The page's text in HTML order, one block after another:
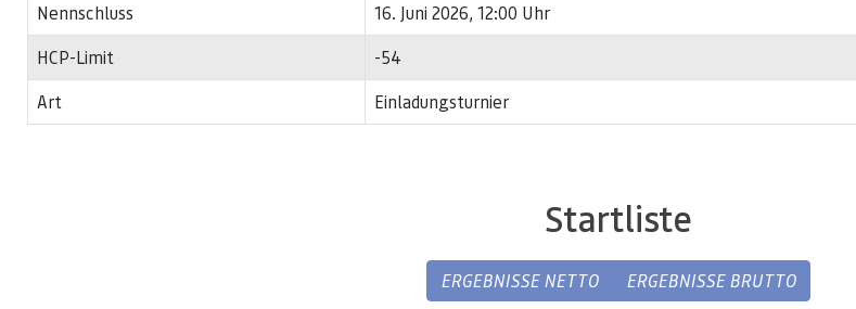
Nennschluss
16. Juni 2026, 12:00 Uhr
HCP-Limit
-54
Art
Einladungsturnier
Startliste
ERGEBNISSE NETTO ERGEBNISSE BRUTTO